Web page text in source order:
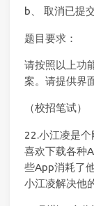
b、 取消已提
题目要求：
请按照以上功
案。请提供界
（校招笔试）
22.小江凌是
喜欢下载各种
些App消耗了
小江凌解决他